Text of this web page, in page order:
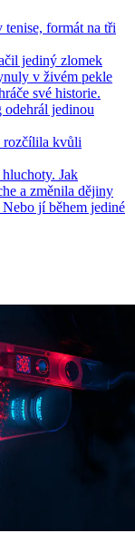
tenise, formát na tři
jediný zlomek
v živém pekle
své historie.
odehrál jedinou
rozčílila kvůli
Jak
a změnila dějiny
jí během jediné